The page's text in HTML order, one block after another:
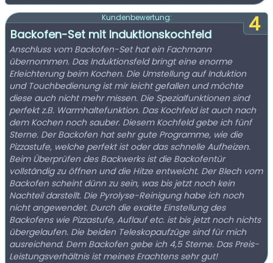
4
Kundenbewertung:
Backofen-Set mit Induktionskochfeld
Anschluss vom Backofen-Set hat ein Fachmann
übernommen. Das Induktionsfeld bringt eine enorme
Erleichterung beim Kochen. Die Umstellung auf Induktion
und Touchbedienung ist mir leicht gefallen und möchte
diese auch nicht mehr missen. Die Spezialfunktionen sind
perfekt z.B. Warmhaltefunktion. Das Kochfeld ist auch nach
dem Kochen noch sauber. Diesem Kochfeld gebe ich fünf
Sterne. Der Backofen hat sehr gute Programme, wie die
Pizzastufe, welche perfekt ist oder das schnelle Aufheizen.
Beim Überprüfen des Backwerks ist die Backofentür
vollständig zu öffnen und die Hitze entweicht. Der Blech vom
Backofen scheint dünn zu sein, was bis jetzt noch kein
Nachteil darstellt. Die Pyrolyse-Reinigung habe ich noch
nicht angewendet. Durch die exakte Einstellung des
Backofens wie Pizzastufe, Auflauf etc. ist bis jetzt noch nichts
übergelaufen. Die beiden Teleskopaufzüge sind für mich
ausreichend. Dem Backofen gebe ich 4,5 Sterne. Das Preis-
Leistungsverhältnis ist meines Erachtens sehr gut!